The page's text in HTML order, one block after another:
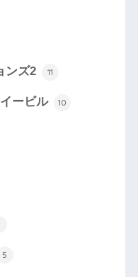
ンズ2 11
ービル 10
5